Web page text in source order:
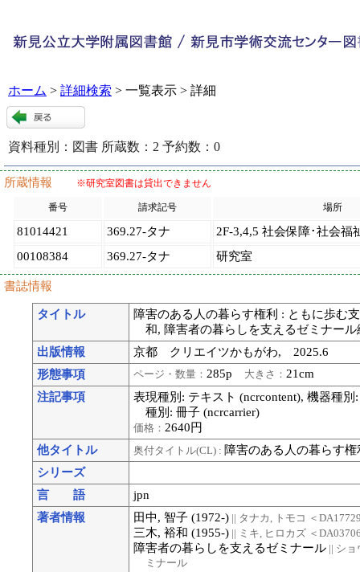
ホーム > 詳細検索 > 一覧表示 > 詳細
資料種別： 図書 所蔵数： 2 予約数： 0
所蔵情報 ※研究室図書は貸出できません
番号 請求記号 場所
81014421 369.27-タナ
2F-3,4,5 社会保障･社会福
00108384
369.27-タナ 研究室
書誌情報
タイトル
障害のある人の暮らす権利 : ともに歩む
和, 障害者の暮らしを支えるゼミナール
出版情報
京都 クリエイツかもがわ, 2025.6
形態事項
ページ・数量： 285p 大きさ： 21cm
注記事項
表現種別: テキスト (ncrcontent), 機器種
種別: 冊子 (ncrcarrier)
価格： 2640円
他タイトル
奥付タイトル(CL) : 障害のある人の暮らす
シリーズ
言 語
jpn
著者情報
田中, 智子 (1972-) || タナカ, トモコ ＜
三木, 裕和 (1955-) || ミキ, ヒロカズ ＜
障害者の暮らしを支えるゼミナール || シ
ミナール